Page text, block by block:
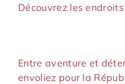
Découvrez les
Entre aventure et
envoliez pour la